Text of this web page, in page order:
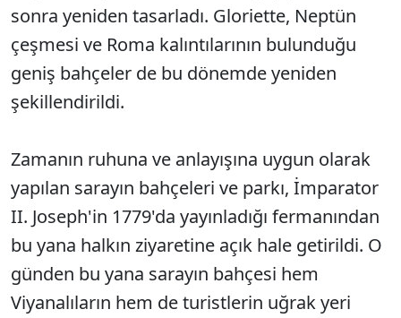
sonra yeniden tasarladı. Gloriette, Neptün
çeşmesi ve Roma kalıntılarının bulunduğu
geniş bahçeler de bu dönemde yeniden
şekillendirildi.
Zamanın ruhuna ve anlayışına uygun olarak
yapılan sarayın bahçeleri ve parkı, İmparator
II. Joseph'in 1779'da yayınladığı fermanından
bu yana halkın ziyaretine açık hale getirildi. O
günden bu yana sarayın bahçesi hem
Viyanalıların hem de turistlerin uğrak yeri